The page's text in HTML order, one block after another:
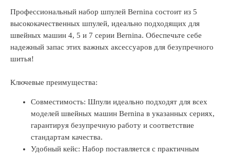
Профессиональный набор шпулей Bernina состоит из 5
высококачественных шпулей, идеально подходящих для
швейных машин 4, 5 и 7 серии Bernina. Обеспечьте себе
надежный запас этих важных аксессуаров для безупречного
шитья!
Ключевые преимущества:
Совместимость: Шпули идеально подходят для всех
моделей швейных машин Bernina в указанных сериях,
гарантируя безупречную работу и соответствие
стандартам качества.
Удобный кейс: Набор поставляется с практичным